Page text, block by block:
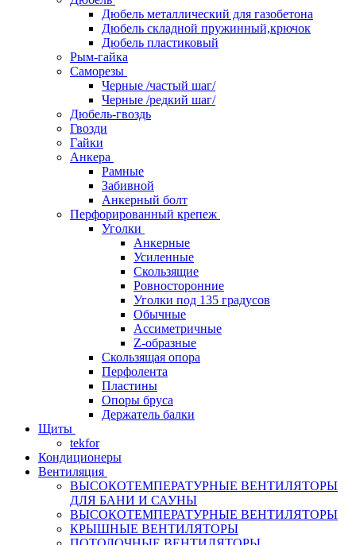
Дюбель металлический для газобетона
Дюбель складной пружинный,крючок
Дюбель пластиковый
Рым-гайка
Саморезы
Черные /частый шаг/
Черные /редкий шаг/
Дюбель-гвоздь
Гвозди
Гайки
Анкера
Рамные
Забивной
Анкерный болт
Перфорированный крепеж
Уголки
Анкерные
Усиленные
Скользящие
Ровносторонние
Уголки под 135 градусов
Обычные
Ассиметричные
Z-образные
Скользящая опора
Перфолента
Пластины
Опоры бруса
Держатель балки
Щиты
tekfor
Кондиционеры
Вентиляция
ВЫСОКОТЕМПЕРАТУРНЫЕ ВЕНТИЛЯТОРЫ
ДЛЯ БАНИ И САУНЫ
ВЫСОКОТЕМПЕРАТУРНЫЕ ВЕНТИЛЯТОРЫ
КРЫШНЫЕ ВЕНТИЛЯТОРЫ